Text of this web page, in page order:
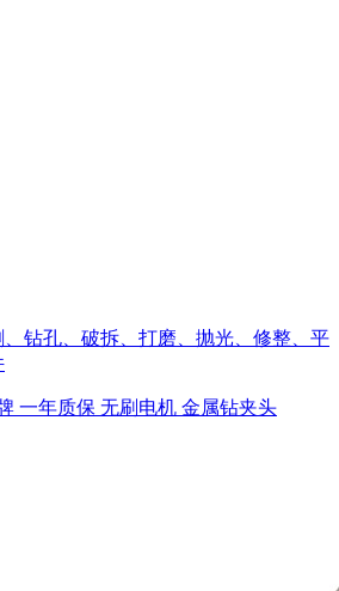
、钻孔、破拆、打磨、抛光、修整、平
一年质保 无刷电机 金属钻夹头